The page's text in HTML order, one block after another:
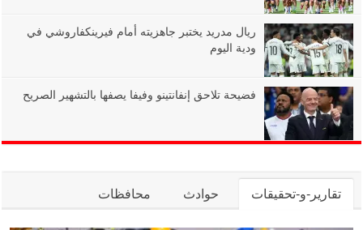
ريال مدريد يختبر جاهزيته أمام فيرينكفاروشي في
ودية اليوم
فضيحة تلاحق إنفانتينو وفيفا يصفها بالتشهير الصريح
تقارير-و-تحقيقات حوادث محافظات